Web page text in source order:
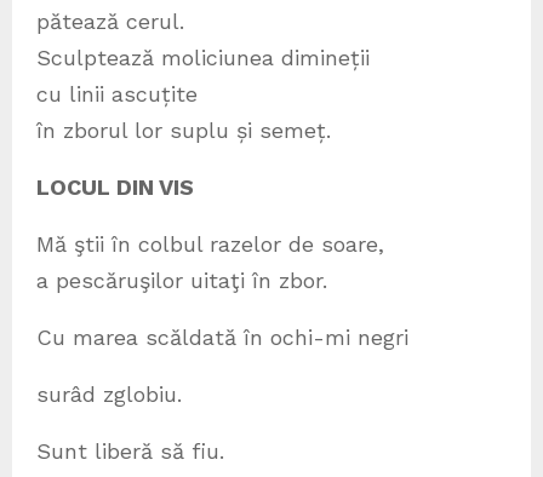
pătează cerul.
Sculptează moliciunea dimineții
cu linii ascuțite
în zborul lor suplu și semeț.
LOCUL DIN VIS
Mă ştii în colbul razelor de soare,
a pescăruşilor uitaţi în zbor.
Cu marea scăldată în ochi-mi negri
surâd zglobiu.
Sunt liberă să fiu.